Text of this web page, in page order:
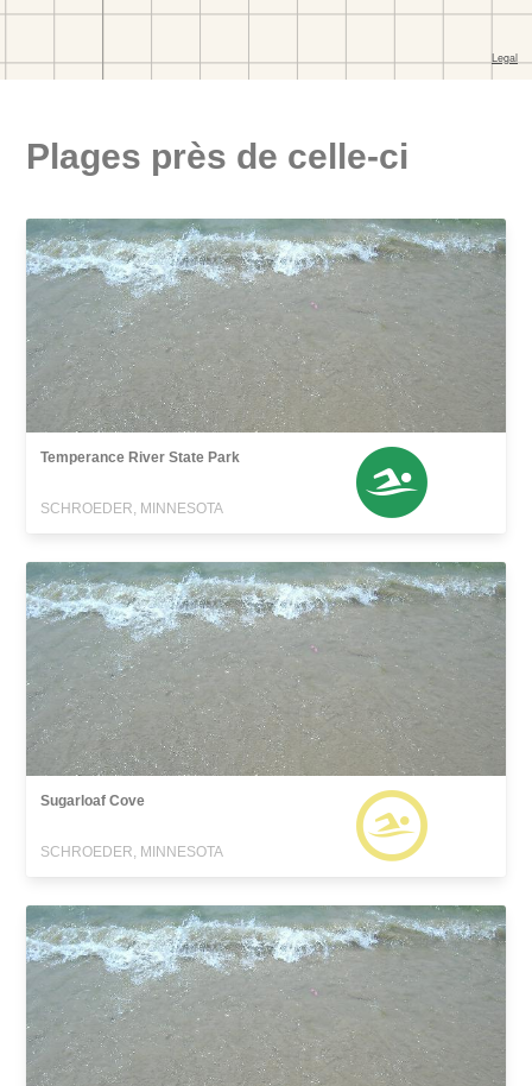
Plages près de celle-ci
Temperance River State Park
SCHROEDER, MINNESOTA
Sugarloaf Cove
SCHROEDER, MINNESOTA